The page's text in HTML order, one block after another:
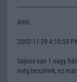
Attis
2002-11-29 4:10:53
Sajnos van 1 nagy
még beszélek, ez